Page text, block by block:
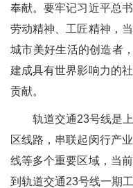
奉献。要牢记习近平总
劳动精神、工匠精神，
城市美好生活的创造者
建成具有世界影响力的
贡献。
轨道交通23号线是上
区线路，串联起闵行产
线等多个重要区域，当
到轨道交通23号线一期